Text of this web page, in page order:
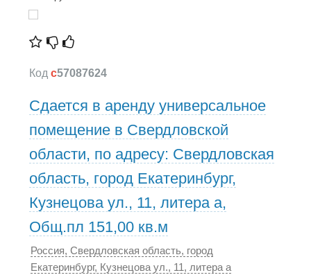
Код c57087624
Сдается в аренду универсальное
помещение в Свердловской
области, по адресу: Свердловская
область, город Екатеринбург,
Кузнецова ул., 11, литера а,
Общ.пл 151,00 кв.м
Россия, Свердловская область, город
Екатеринбург, Кузнецова ул., 11, литера а